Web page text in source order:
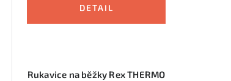
Rukavice na běžky Rex THERMO